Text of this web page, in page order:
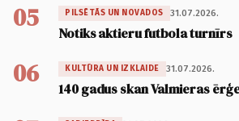
05 PILSĒTĀS UN NOVADOS 31.07.2026.
Notiks aktieru futbola turnīrs
06 KULTŪRA UN IZKLAIDE 31.07.2026.
140 gadus skan Valmieras